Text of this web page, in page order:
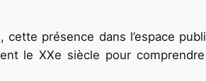
présence dans l’espace
le XXe siècle pour